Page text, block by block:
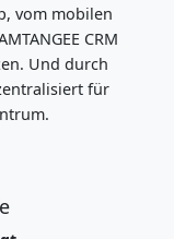
vom mobilen
CRM
Und durch
für